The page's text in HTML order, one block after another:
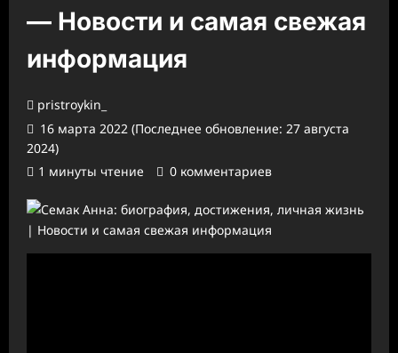
— Новости и самая свежая
информация
pristroykin_
16 марта 2022 (Последнее обновление: 27 августа
2024)
1 минуты чтение
0 комментариев